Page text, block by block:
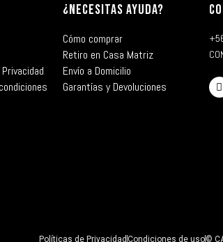
¿NECESITAS AYUDA?
Cómo comprar
Retiro en Casa Matriz
Envío a Domicilio
Garantías y Devoluciones
Políticas de Privacidad Condiciones de uso©